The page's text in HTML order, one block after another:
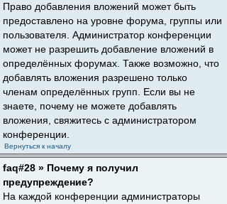
Право добавления вложений может быть
предоставлено на уровне форума, группы или
пользователя. Администратор конференции
может не разрешить добавление вложений в
определённых форумах. Также возможно, что
добавлять вложения разрешено только
членам определённых групп. Если вы не
знаете, почему не можете добавлять
вложения, свяжитесь с администратором
конференции.
Вернуться к началу
faq#28 » Почему я получил
предупреждение?
На каждой конференции администраторы